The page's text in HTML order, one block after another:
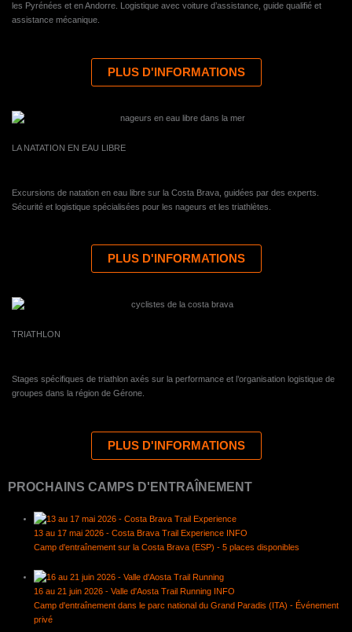
les Pyrénées et en Andorre. Logistique avec voiture d’assistance, guide qualifié et
assistance mécanique.
PLUS D'INFORMATIONS
LA NATATION EN EAU LIBRE
Excursions de natation en eau libre sur la Costa Brava, guidées par des experts.
Sécurité et logistique spécialisées pour les nageurs et les triathlètes.
PLUS D'INFORMATIONS
TRIATHLON
Stages spécifiques de triathlon axés sur la performance et l’organisation logistique de
groupes dans la région de Gérone.
PLUS D'INFORMATIONS
PROCHAINS CAMPS D'ENTRAÎNEMENT
13 au 17 mai 2026 - Costa Brava Trail Experience INFO
Camp d'entraînement sur la Costa Brava (ESP) - 5 places disponibles
16 au 21 juin 2026 - Valle d'Aosta Trail Running INFO
Camp d'entraînement dans le parc national du Grand Paradis (ITA) - Événement
privé